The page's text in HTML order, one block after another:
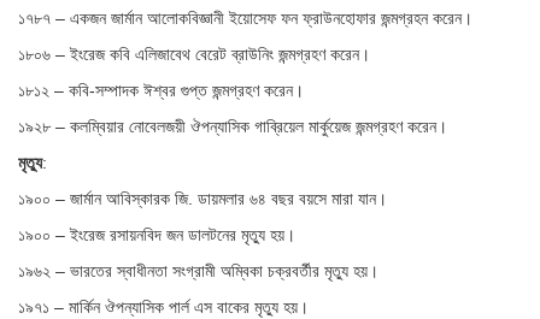
১৭৮৭ – একজন জার্মান আলোকবিজ্ঞানী ইয়োসেফ ফন ফ্রাউনহোফার জন্মগ্রহন করেন।
১৮০৬ – ইংরেজ কবি এলিজাবেথ বেরেট ব্রাউনিং জন্মগ্রহণ করেন।
১৮১২ – কবি-সম্পাদক ঈশ্বর গুপ্ত জন্মগ্রহণ করেন।
১৯২৮ – কলম্বিয়ার নোবেলজয়ী ঔপন্যাসিক গাব্রিয়েল মার্কুয়েজ জন্মগ্রহণ করেন।
মৃত্যু:
১৯০০ – জার্মান আবিস্কারক জি. ডায়মলার ৬৪ বছর বয়সে মারা যান।
১৯০০ – ইংরেজ রসায়নবিদ জন ডালটনের মৃত্যু হয়।
১৯৬২ – ভারতের স্বাধীনতা সংগ্রামী অম্বিকা চক্রবর্তীর মৃত্যু হয়।
১৯৭১ – মার্কিন ঔপন্যাসিক পার্ল এস বাকের মৃত্যু হয়।